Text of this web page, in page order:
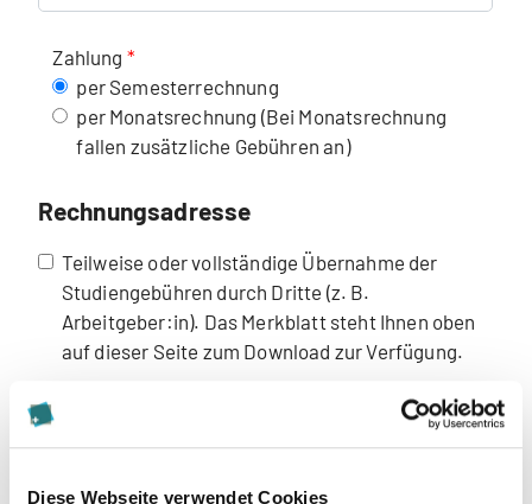
Diese Webseite verwendet Cookies
Zahlung
per Semesterrechnung
per Monatsrechnung (Bei Monatsrechnung
fallen zusätzliche Gebühren an)
Teilweise oder vollständige Übernahme der
Studiengebühren durch Dritte (z. B.
Arbeitgeber:in). Das Merkblatt steht Ihnen oben
auf dieser Seite zum Download zur Verfügung.
Rechnungsadresse
Empfohlen von
Bemerkung